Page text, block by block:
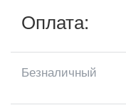
Оплата:
Безналичный